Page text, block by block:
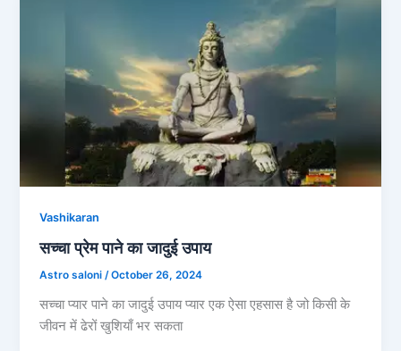
Vashikaran
सच्चा प्रेम पाने का जादुई उपाय
Astro saloni/October 26, 2024
सच्चा प्यार पाने का जादुई उपाय प्यार एक ऐसा एहसास है जो किसी के
जीवन में ढेरों खुशियाँ भर सकता